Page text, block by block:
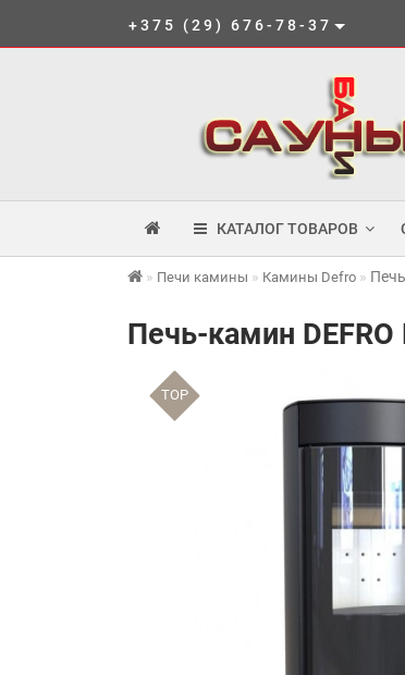
+375 (29) 676-78-37
КАТАЛОГ ТОВАРОВ
Печи камины Камины Defro
Печь-камин DEFRO
TOP